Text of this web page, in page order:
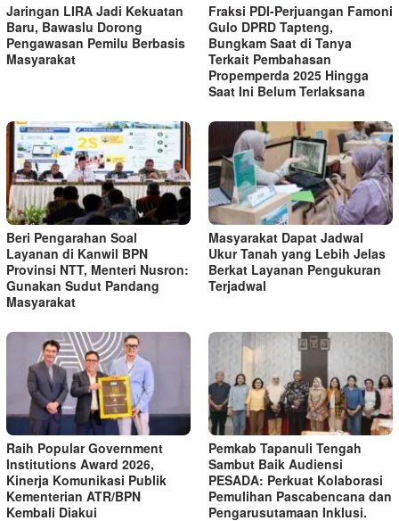
Jaringan LIRA Jadi Kekuatan
Baru, Bawaslu Dorong
Pengawasan Pemilu Berbasis
Masyarakat
Fraksi PDI-Perjuangan Famoni
Gulo DPRD Tapteng,
Bungkam Saat di Tanya
Terkait Pembahasan
Propemperda 2025 Hingga
Saat Ini Belum Terlaksana
Beri Pengarahan Soal
Layanan di Kanwil BPN
Provinsi NTT, Menteri Nusron:
Gunakan Sudut Pandang
Masyarakat
Masyarakat Dapat Jadwal
Ukur Tanah yang Lebih Jelas
Berkat Layanan Pengukuran
Terjadwal
Raih Popular Government
Institutions Award 2026,
Kinerja Komunikasi Publik
Kementerian ATR/BPN
Kembali Diakui
Pemkab Tapanuli Tengah
Sambut Baik Audiensi
PESADA: Perkuat Kolaborasi
Pemulihan Pascabencana dan
Pengarusutamaan Inklusi.